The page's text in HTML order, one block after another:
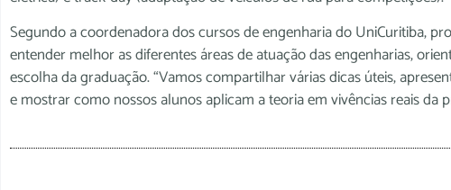
Segundo a coordenadora dos cursos de engenharia do UniCuritiba,
entender melhor as diferentes áreas de atuação das engenharias,
escolha da graduação. “Vamos compartilhar várias dicas úteis,
e mostrar como nossos alunos aplicam a teoria em vivências reais da